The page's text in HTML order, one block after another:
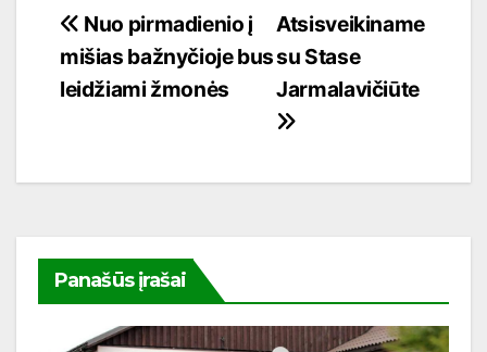
Navigacija
tarp
įrašų
Atsisveikiname
su Stase
Jarmalavičiūte
Nuo pirmadienio į
mišias bažnyčioje bus
leidžiami žmonės
Panašūs įrašai